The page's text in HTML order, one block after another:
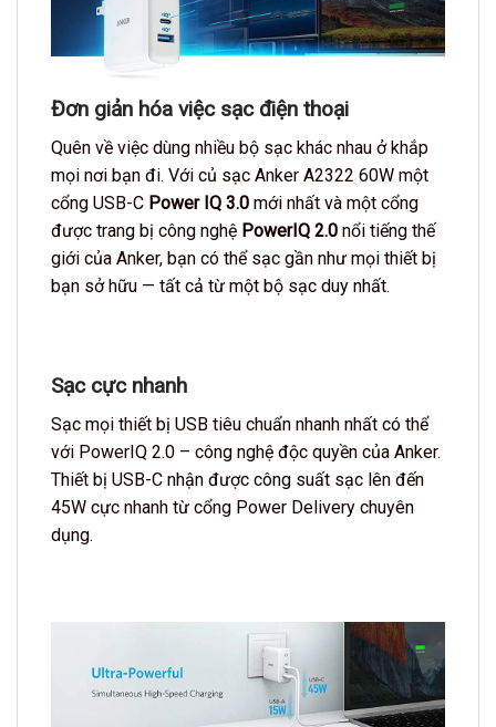
Đơn giản hóa việc sạc điện thoại
Quên về việc dùng nhiều bộ sạc khác nhau ở khắp
mọi nơi bạn đi. Với củ sạc Anker A2322 60W một
cổng USB-C Power IQ 3.0 mới nhất và một cổng
được trang bị công nghệ PowerIQ 2.0 nổi tiếng thế
giới của Anker, bạn có thể sạc gần như mọi thiết bị
bạn sở hữu — tất cả từ một bộ sạc duy nhất.
Sạc cực nhanh
Sạc mọi thiết bị USB tiêu chuẩn nhanh nhất có thể
với PowerIQ 2.0 – công nghệ độc quyền của Anker.
Thiết bị USB-C nhận được công suất sạc lên đến
45W cực nhanh từ cổng Power Delivery chuyên
dụng.